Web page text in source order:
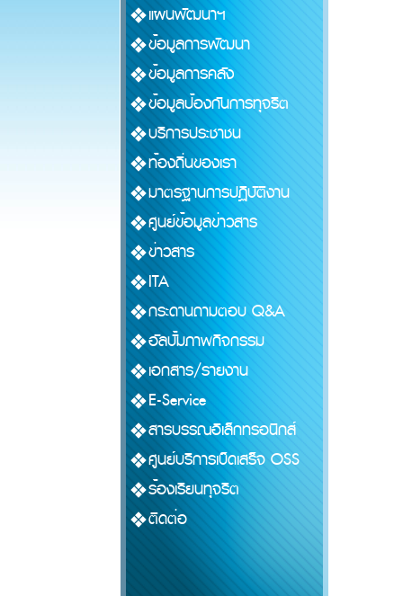
แผนพัฒนาฯ
ข้อมูลการพัฒนา
ข้อมูลการคลัง
ข้อมูลป้องกันการทุจริต
บริการประชาชน
ท้องถิ่นของเรา
มาตรฐานการปฏิบัติงาน
ศูนย์ข้อมูลข่าวสาร
ข่าวสาร
ITA
กระดานถามตอบ Q&A
อัลบั้มภาพกิจกรรม
เอกสาร/รายงาน
E-Service
สารบรรณอิเล็กทรอนิกส์
ศูนย์บริการเบ็ดเสร็จ OSS
ร้องเรียนทุจริต
ติดต่อ